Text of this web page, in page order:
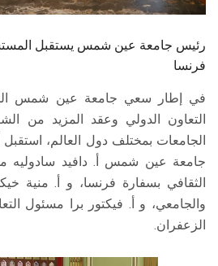
رئيس جامعة عين شمس يستقبل
فرنسا
في إطار سعي جامعة عين شمس
التعاون الدولي وعقد المزيد من
الجامعات بمختلف دول العالم،
جامعة عين شمس أ. دافيد سادوليه
الثقافي بسفارة فرنسا، و أ. منية
والجامعي، و أ. فيكتور برا مسئول
الزعفران.